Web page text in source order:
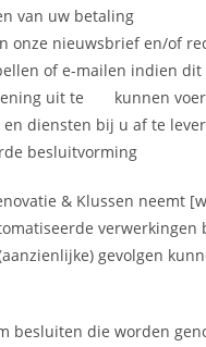
van uw betaling
onze nieuwsbrief en/of
of e-mailen indien dit
uit te kunnen
en diensten bij u af te
besluitvorming
& Klussen neemt
verwerkingen
gevolgen
besluiten die worden